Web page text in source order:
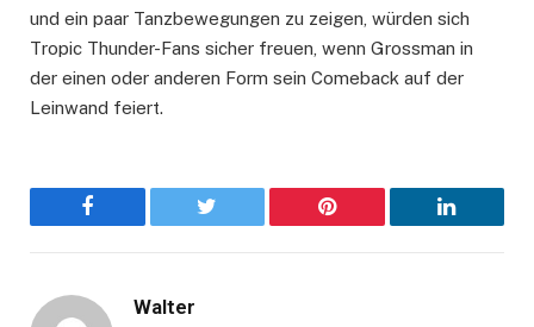
und ein paar Tanzbewegungen zu zeigen, würden sich
Tropic Thunder-Fans sicher freuen, wenn Grossman in
der einen oder anderen Form sein Comeback auf der
Leinwand feiert.
Facebook Twitter Pinterest LinkedIn
Walter